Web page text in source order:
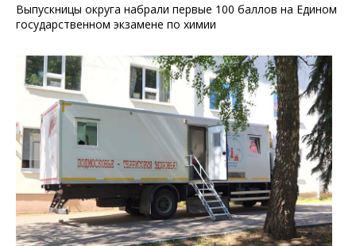
Выпускницы округа набрали первые 100 баллов на Едином
государственном экзамене по химии